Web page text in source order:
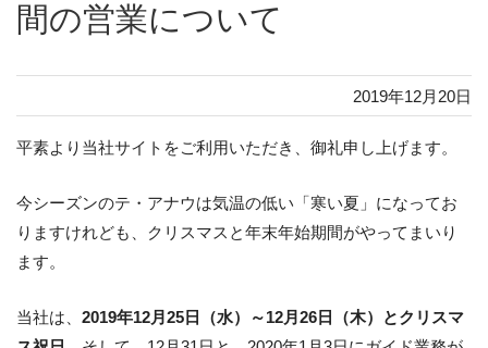
間の営業について
2019年12月20日
平素より当社サイトをご利用いただき、御礼申し上げます。
今シーズンのテ・アナウは気温の低い「寒い夏」になってお
りますけれども、クリスマスと年末年始期間がやってまいり
ます。
当社は、 2019年12月25日（水）～12月26日（木）とクリスマ